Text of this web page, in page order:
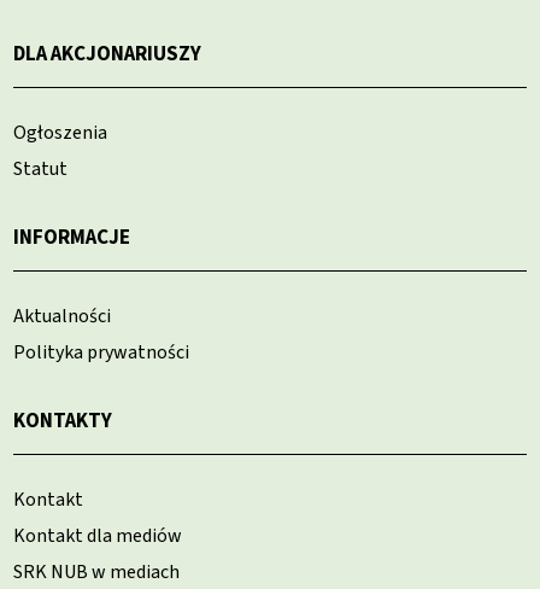
DLA AKCJONARIUSZY
Ogłoszenia
Statut
INFORMACJE
Aktualności
Polityka prywatności
KONTAKTY
Kontakt
Kontakt dla mediów
SRK NUB w mediach